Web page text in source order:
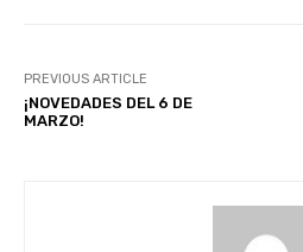
PREVIOUS ARTICLE
¡NOVEDADES DEL 6 DE
MARZO!